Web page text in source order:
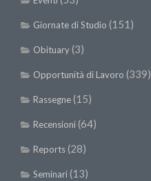
Giornate di Studio (151)
Obituary(3)
Opportunità di Lavoro (339)
Rassegne(15)
Recensioni(64)
Reports(28)
Seminari(13)